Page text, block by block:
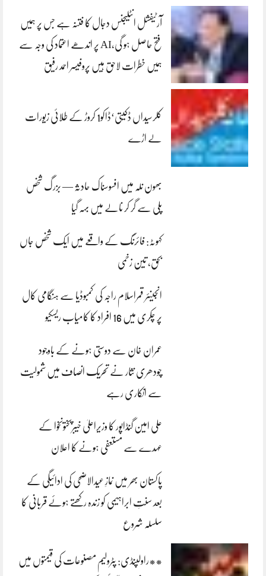
آرٹیفشل انٹلیجنس دجال کا فتنہ ہے جس پر ہمیں
فتح حاصل ہو گی،AI پر اندھے اعتماد کی وجہ سے
ہمیں خطرات لاحق ہیں پروفیسر احمد رفیق
کلرسیداں ڈکیتی‘ڈاکو1 کروڑ کے طلائی زیورات
لے اڑے
بھون نلہ میں افسوسناک حادثہ — بزرگ شخص
پلی سے گر کر نالے میں بہہ گیا
کہوٹہ: فائرنگ کے واقعے میں ایک شخص جاں
بحق، تین زخمی
انجینئر قمراسلام راجہ کی کمبوڈیا سے ہنگامی کال
پر چکری میں 16 افراد کا کامیاب ریسکیو
عمران خان سے دوستی ہونے کے باوجود
چودھری نثار نے تحریک انصاف میں شمولیت
سے انکاری رہے
علی امین گنڈاپور کا وزیراعلیٰ خیبرپختونخوا کے
عہدے سے مستعفی ہونے کا اعلان
پاکستان بھر میں نمازِ عیدالاضحی کی ادائیگی کے
بعد سنتِ ابراہیمی کو زندہ رکھتے ہوئے قربانی کا
سلسلہ شروع
**راولپنڈی: پٹرولیم مصنوعات کی قیمتوں میں